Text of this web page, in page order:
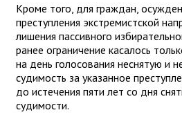
Кроме того, для граждан,
преступления экстремистской
лишения пассивного
ранее ограничение касалось
на день голосования неснятую и
судимость за указанное
до истечения пяти лет со дня
судимости.